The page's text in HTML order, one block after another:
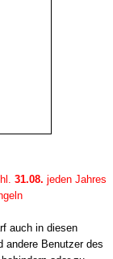
31.08. jeden Jahres
auch in diesen
andere Benutzer des